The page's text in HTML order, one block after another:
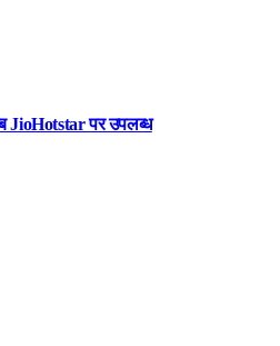
JioHotstar पर उपलब्ध